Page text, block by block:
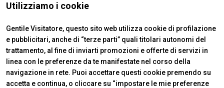
Richiedi un preventivo
Utilizziamo i cookie
Gentile Visitatore, questo sito web utilizza cookie di profilazione
e pubblicitari, anche di “terze parti” quali titolari autonomi del
trattamento, al fine di inviarti promozioni e offerte di servizi in
linea con le preferenze da te manifestate nel corso della
navigazione in rete. Puoi accettare questi cookie premendo su
accetta e continua, o cliccare su “impostare le mie preferenze
ABOUT VISITARE